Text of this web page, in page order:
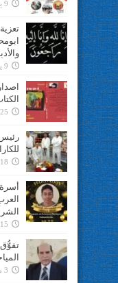
9 يوليو، 2025
9 يوليو، 2025
25 يونيو، 2025
18 يونيو، 2025
15 يونيو، 2025
3 مايو، 2025